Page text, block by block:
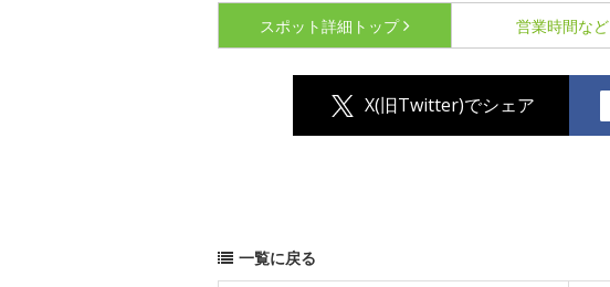
スポット詳細 トップ 営業時間など
X(旧Twitter)でシェア
一覧に戻る